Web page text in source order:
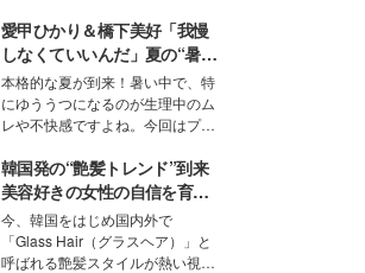
ニオン好き”という共通点を持つモ
デルの宮城舞と島村雄大の特別対
談をお届け！それぞれの視点か
ら、今作ならではの魅力や予想外
の感動をもたらす奥深いストーリ
ーについて熱く語り合ってもらっ
た。
愛甲ひかり＆橋下美好「我慢
しなくていいんだ」夏の“暑さ
対策”の新しい選択肢とは？
本格的な夏が到来！暑い中で、特
にゆううつになるのが生理中のム
レや不快感ですよね。今回はプラ
モデル・愛甲ひかりさんと橋下美
好さんを迎えて本音で女子会トー
ク。猛暑のお出かけを快適に過ご
すヒントや、2人が感動した夏の
生理の新常識にも迫りました。
韓国発の“艶髪トレンド”到来
美容好きの女性の自信を育む
「ヘアケア事情」って？
今、韓国をはじめ国内外で
「Glass Hair（グラスヘア）」と
呼ばれる艶髪スタイルが熱い視線